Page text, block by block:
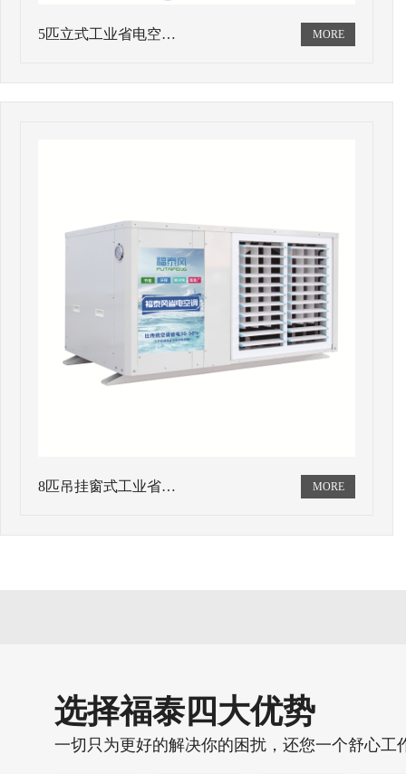
5匹立式工业省电空…
8匹吊挂窗式工业省…
选择福泰四大优势
一切只为更好的解决你的困扰，还您一个舒心工